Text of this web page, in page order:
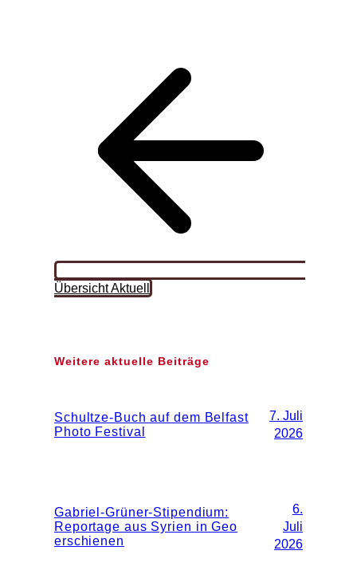
Übersicht Aktuell
Weitere aktuelle Beiträge
Schultze-Buch auf dem Belfast
Photo Festival
7. Juli
2026
Gabriel-Grüner-Stipendium:
Reportage aus Syrien in Geo
erschienen
6.
Juli
2026